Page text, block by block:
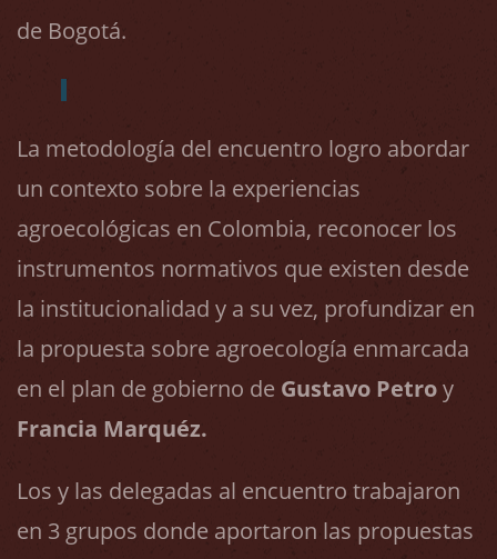
de Bogotá.
La metodología del encuentro logro abordar
un contexto sobre la experiencias
agroecológicas en Colombia, reconocer los
instrumentos normativos que existen desde
la institucionalidad y a su vez, profundizar en
la propuesta sobre agroecología enmarcada
en el plan de gobierno de Gustavo Petroy
Francia Marquéz.
Los y las delegadas al encuentro trabajaron
en 3 grupos donde aportaron las propuestas